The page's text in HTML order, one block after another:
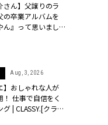
さん】父譲りのラ
の卒業アルバムを
ん』って思いまし
Aug, 3, 2026
】おしゃれな人が
！ 仕事で自信をく
| CLASSY.[クラッ